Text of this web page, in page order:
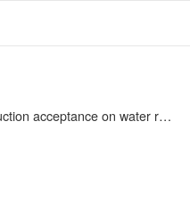
water resources and hydroelectric development